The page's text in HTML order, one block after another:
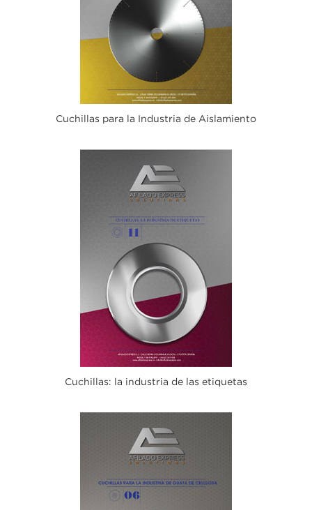
Cuchillas para la Industria de Aislamiento
Cuchillas: la industria de las etiquetas